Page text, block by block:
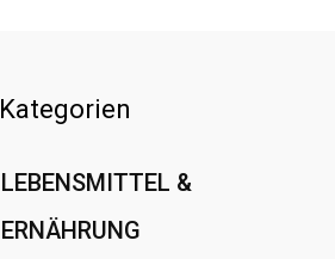
Kategorien
LEBENSMITTEL &
ERNÄHRUNG